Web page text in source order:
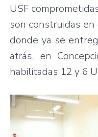
USF
son construidas
donde ya se
atrás, en
habilitadas 12 y 6